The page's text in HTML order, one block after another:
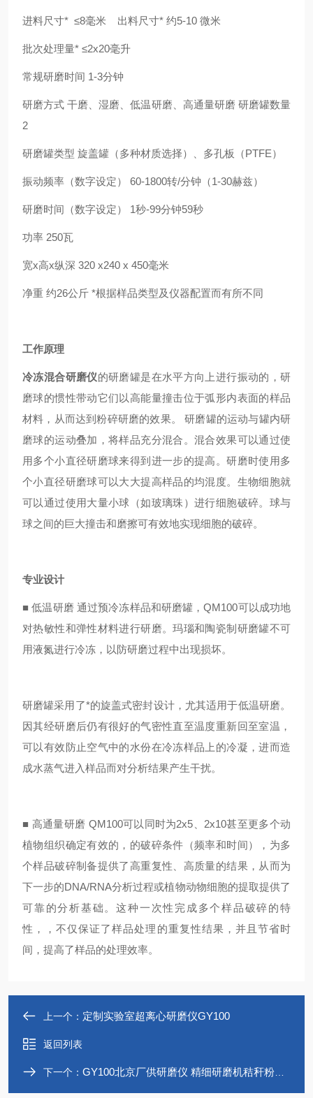
进料尺寸* ≤8毫米 出料尺寸* 约5-10 微米
批次处理量* ≤2x20毫升
常规研磨时间 1-3分钟
研磨方式 干磨、湿磨、低温研磨、高通量研磨 研磨罐数量
2
研磨罐类型 旋盖罐（多种材质选择）、多孔板（PTFE）
振动频率（数字设定） 60-1800转/分钟（1-30赫兹）
研磨时间（数字设定） 1秒-99分钟59秒
功率 250瓦
宽x高x纵深 320 x240 x 450毫米
净重 约26公斤 *根据样品类型及仪器配置而有所不同
工作原理
冷冻混合研磨仪的研磨罐是在水平方向上进行振动的，研
磨球的惯性带动它们以高能量撞击位于弧形内表面的样品
材料，从而达到粉碎研磨的效果。 研磨罐的运动与罐内研
磨球的运动叠加，将样品充分混合。混合效果可以通过使
用多个小直径研磨球来得到进一步的提高。研磨时使用多
个小直径研磨球可以大大提高样品的均混度。生物细胞就
可以通过使用大量小球（如玻璃珠）进行细胞破碎。球与
球之间的巨大撞击和磨擦可有效地实现细胞的破碎。
专业设计
■低温研磨 通过预冷冻样品和研磨罐，QM100可以成功地
对热敏性和弹性材料进行研磨。玛瑙和陶瓷制研磨罐不可
用液氮进行冷冻，以防研磨过程中出现损坏。
研磨罐采用了*的旋盖式密封设计，尤其适用于低温研磨。
因其经研磨后仍有很好的气密性直至温度重新回至室温，
可以有效防止空气中的水份在冷冻样品上的冷凝，进而造
成水蒸气进入样品而对分析结果产生干扰。
■ 高通量研磨 QM100可以同时为2x5、2x10甚至更多个动
植物组织确定有效的，的破碎条件（频率和时间），为多
个样品破碎制备提供了高重复性、高质量的结果，从而为
下一步的DNA/RNA分析过程或植物动物细胞的提取提供了
可靠的分析基础。这种一次性完成多个样品破碎的特
性，，不仅保证了样品处理的重复性结果，并且节省时
间，提高了样品的处理效率。
上一个： 定制实验室超离心研磨仪GY100
返回列表
下一个： GY100北京厂供研磨仪 精细研磨机秸秆粉粹机